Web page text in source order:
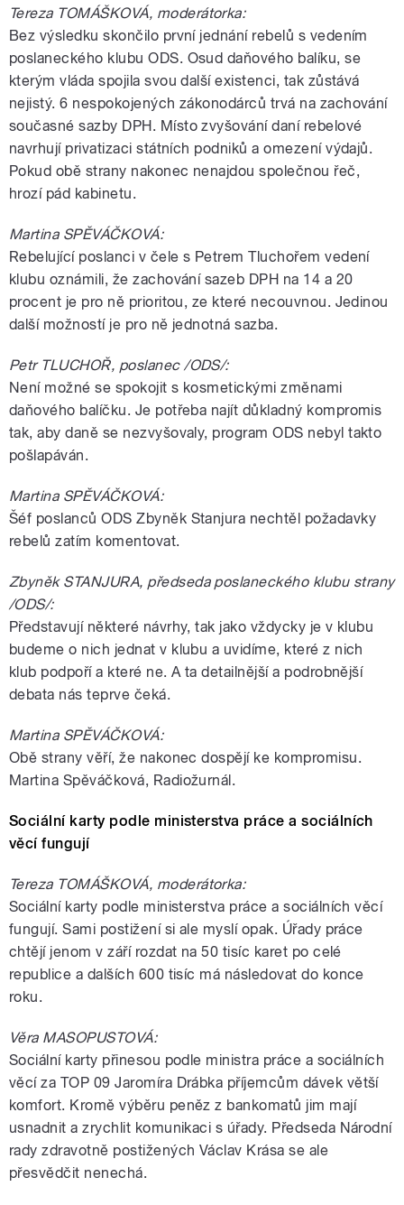
Tereza TOMÁŠKOVÁ, moderátorka:
Bez výsledku skončilo první jednání rebelů s vedením
poslaneckého klubu ODS. Osud daňového balíku, se
kterým vláda spojila svou další existenci, tak zůstává
nejistý. 6 nespokojených zákonodárců trvá na zachování
současné sazby DPH. Místo zvyšování daní rebelové
navrhují privatizaci státních podniků a omezení výdajů.
Pokud obě strany nakonec nenajdou společnou řeč,
hrozí pád kabinetu.
Martina SPĚVÁČKOVÁ:
Rebelující poslanci v čele s Petrem Tluchořem vedení
klubu oznámili, že zachování sazeb DPH na 14 a 20
procent je pro ně prioritou, ze které necouvnou. Jedinou
další možností je pro ně jednotná sazba.
Petr TLUCHOŘ, poslanec /ODS/:
Není možné se spokojit s kosmetickými změnami
daňového balíčku. Je potřeba najít důkladný kompromis
tak, aby daně se nezvyšovaly, program ODS nebyl takto
pošlapáván.
Martina SPĚVÁČKOVÁ:
Šéf poslanců ODS Zbyněk Stanjura nechtěl požadavky
rebelů zatím komentovat.
Zbyněk STANJURA, předseda poslaneckého klubu strany
/ODS/:
Představují některé návrhy, tak jako vždycky je v klubu
budeme o nich jednat v klubu a uvidíme, které z nich
klub podpoří a které ne. A ta detailnější a podrobnější
debata nás teprve čeká.
Martina SPĚVÁČKOVÁ:
Obě strany věří, že nakonec dospějí ke kompromisu.
Martina Spěváčková, Radiožurnál.
Sociální karty podle ministerstva práce a sociálních
věcí fungují
Tereza TOMÁŠKOVÁ, moderátorka:
Sociální karty podle ministerstva práce a sociálních věcí
fungují. Sami postižení si ale myslí opak. Úřady práce
chtějí jenom v září rozdat na 50 tisíc karet po celé
republice a dalších 600 tisíc má následovat do konce
roku.
Věra MASOPUSTOVÁ:
Sociální karty přinesou podle ministra práce a sociálních
věcí za TOP 09 Jaromíra Drábka příjemcům dávek větší
komfort. Kromě výběru peněz z bankomatů jim mají
usnadnit a zrychlit komunikaci s úřady. Předseda Národní
rady zdravotně postižených Václav Krása se ale
přesvědčit nenechá.